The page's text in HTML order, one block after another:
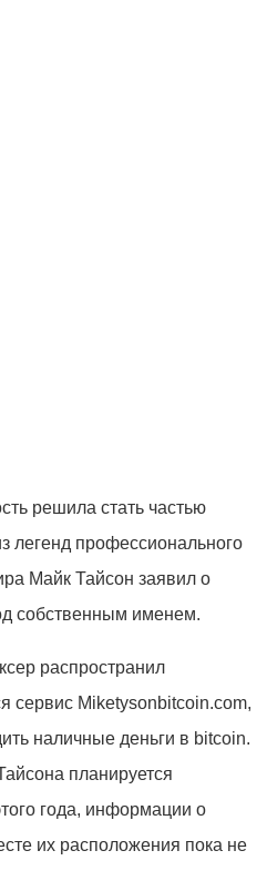
решила стать частью
легенд профессионального
Майк Тайсон заявил о
собственным именем.
распространил
сервис Miketysonbitcoin.com,
наличные деньги в bitcoin.
планируется
года, информации о
их расположения пока не